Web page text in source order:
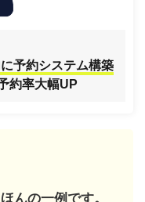
予約システム構築
約率大幅UP
んの一例です。